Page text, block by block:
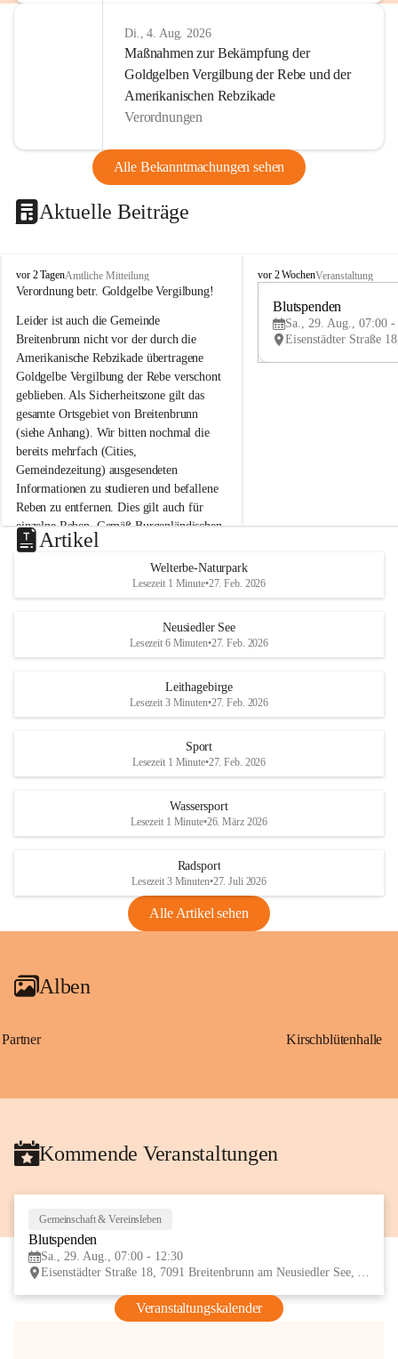
Di., 4. Aug. 2026
Maßnahmen zur Bekämpfung der
Goldgelben Vergilbung der Rebe und der
Amerikanischen Rebzikade
Verordnungen
Alle Bekanntmachungen sehen
Aktuelle Beiträge
B
r
i
t
e
n
b
r
u
n
n
a
m
N
e
u
s
d
S
vor 2 TagenAmtliche Mitteilung
Verordnung betr. Goldgelbe Vergilbung!
Leider ist auch die Gemeinde
Breitenbrunn nicht vor der durch die
Amerikanische Rebzikade übertragene
Goldgelbe Vergilbung der Rebe verschont
geblieben. Als Sicherheitszone gilt das
gesamte Ortsgebiet von Breitenbrunn
(siehe Anhang). Wir bitten nochmal die
bereits mehrfach (Cities,
Gemeindezeitung) ausgesendeten
Informationen zu studieren und befallene
Reben zu entfernen. Dies gilt auch für
einzelne Reben. Gemäß Burgenländischen
Weinbaugesetz sind nicht gepflegte oder
unzulässige Weingärten zu roden! Bitte
helfen wir zusammen um unsere Winzer
vor den prognostizierten Ernteausfällen
und den daraus folgenden wirtschaftlichen
Maßnahmen zur Bekämpfung
Rebe und der Amerikanischen
Anhang VBl. EU Nr. 18
1 Seite•1,4 MB
VBl. EU Nr. 18_2026
B
e
u
e
d
r
S
vor 2 WochenVeranstaltung
Blutspenden
Sa., 29. Aug., 07:00 -
Artikel
Welterbe-Naturpark
Lesezeit 1 Minute•27. Feb. 2026
Neusiedler See
Lesezeit 6 Minuten•27. Feb. 2026
Leithagebirge
Lesezeit 3 Minuten•27. Feb. 2026
Sport
Lesezeit 1 Minute•27. Feb. 2026
Wassersport
Lesezeit 1 Minute•26. März 2026
Radsport
Lesezeit 3 Minuten•27. Juli 2026
Alle Artikel sehen
Alben
Partner Kirschblütenhalle
Kommende Veranstaltungen
Gemeinschaft & Vereinsleben
Blutspenden
Sa., 29. Aug., 07:00 - 12:30
Eisenstädter Straße 18, 7091 Breitenbrunn am Neusiedler See, AUT
Veranstaltungskalender